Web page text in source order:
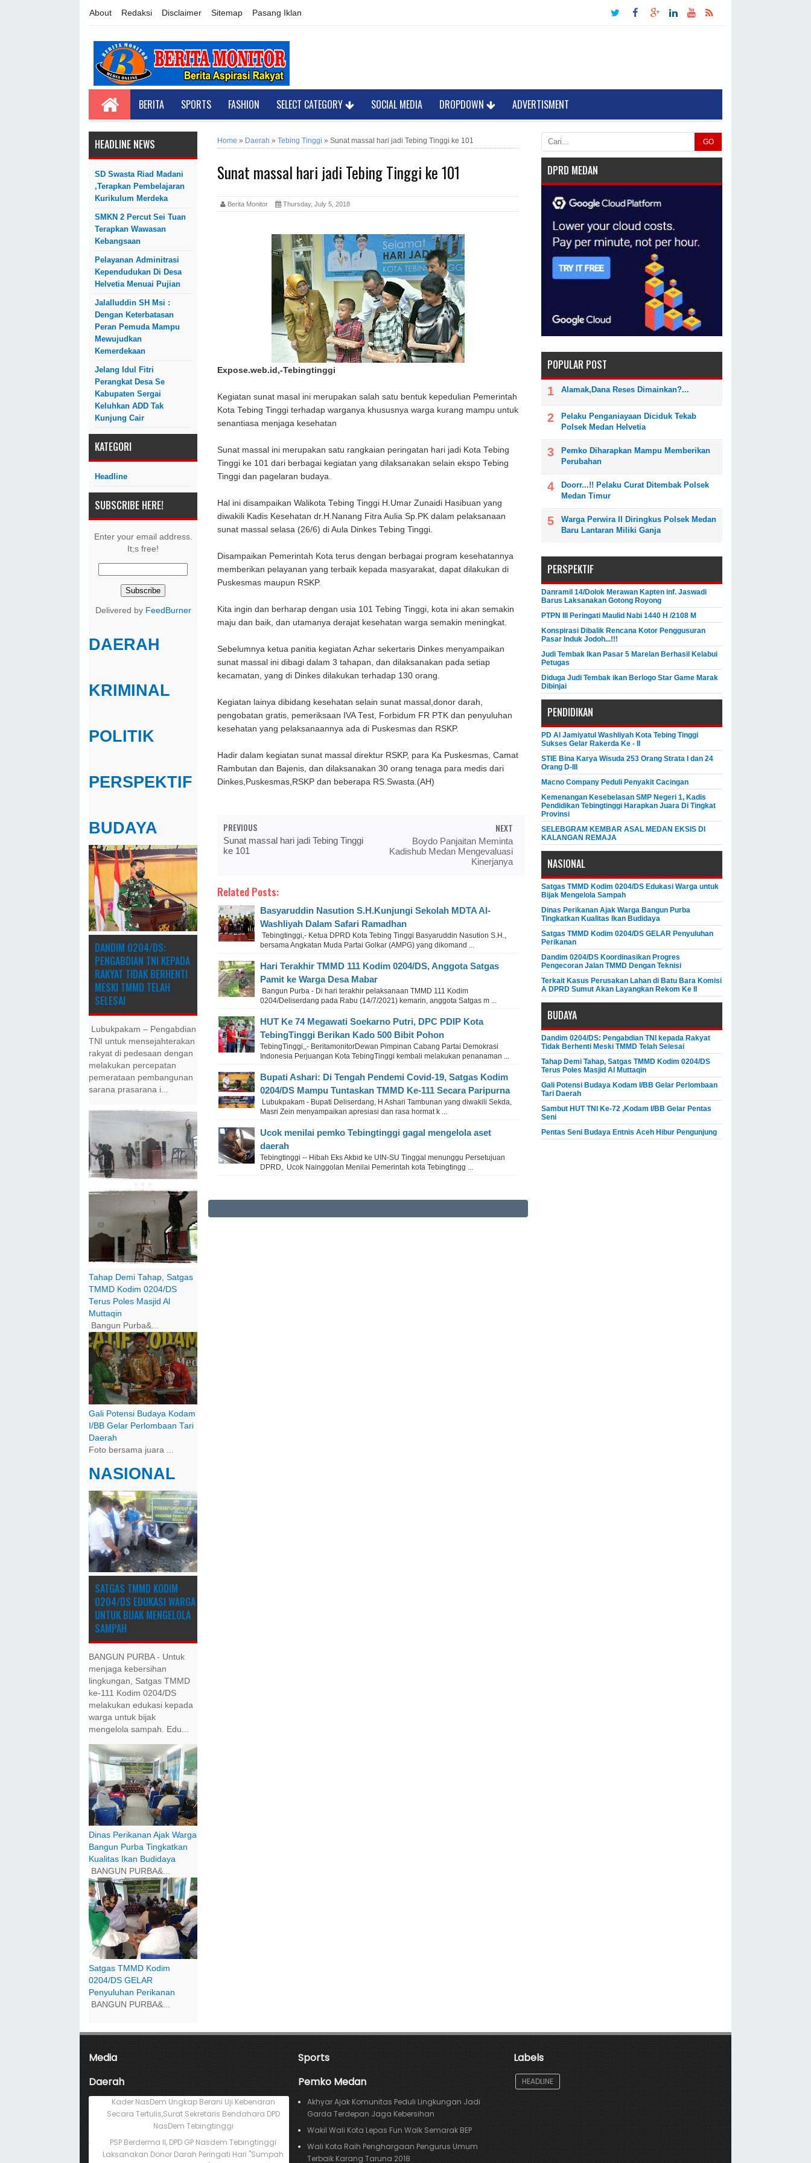
About Redaksi Disclaimer Sitemap Pasang Iklan
BERITA SPORTS FASHION SELECT CATEGORY SOCIAL MEDIA DROPDOWN ADVERTISMENT
HEADLINE NEWS
SD Swasta Riad Madani
,Terapkan Pembelajaran
Kurikulum Merdeka
SMKN 2 Percut Sei Tuan
Terapkan Wawasan
Kebangsaan
Pelayanan Adminitrasi
Kependudukan Di Desa
Helvetia Menuai Pujian
Jalalluddin SH Msi :
Dengan Keterbatasan
Peran Pemuda Mampu
Mewujudkan
Kemerdekaan
Jelang Idul Fitri
Perangkat Desa Se
Kabupaten Sergai
Keluhkan ADD Tak
Kunjung Cair
KATEGORI
Headline
SUBSCRIBE HERE!
Enter your email address.
It;s free!
Delivered by FeedBurner
DAERAH
KRIMINAL
POLITIK
PERSPEKTIF
BUDAYA
DANDIM 0204/DS:
PENGABDIAN TNI KEPADA
RAKYAT TIDAK BERHENTI
MESKI ​TMMD TELAH
SELESAI
Lubukpakam – Pengabdian
TNI untuk mensejahterakan
rakyat di pedesaan dengan
melakukan percepatan
pemerataan pembangunan
sarana prasarana i...
Tahap Demi Tahap, Satgas
TMMD Kodim 0204/DS
Terus Poles Masjid Al
Muttaqin
Bangun Purba&...
Gali Potensi Budaya Kodam
I/BB Gelar Perlombaan Tari
Daerah
Foto bersama juara ...
NASIONAL
SATGAS TMMD KODIM
0204/DS EDUKASI WARGA
UNTUK BIJAK MENGELOLA
SAMPAH
BANGUN PURBA - Untuk
menjaga kebersihan
lingkungan, Satgas TMMD
ke-111 Kodim 0204/DS
melakukan edukasi kepada
warga untuk bijak
mengelola sampah. Edu...
Dinas Perikanan Ajak Warga
Bangun Purba Tingkatkan
Kualitas Ikan Budidaya
BANGUN PURBA&...
Satgas TMMD Kodim
0204/DS GELAR
Penyuluhan Perikanan
BANGUN PURBA&...
Home » Daerah » Tebing Tinggi » Sunat massal hari jadi Tebing Tinggi ke 101
Sunat massal hari jadi Tebing Tinggi ke 101
Berita Monitor Thursday, July 5, 2018
Expose.web.id,-Tebingtinggi
Kegiatan sunat masal ini merupakan salah satu bentuk kepedulian Pemerintah
Kota Tebing Tinggi terhadap warganya khususnya warga kurang mampu untuk
senantiasa menjaga kesehatan
Sunat massal ini merupakan satu rangkaian peringatan hari jadi Kota Tebing
Tinggi ke 101 dari berbagai kegiatan yang dilaksanakan selain ekspo Tebing
Tinggi dan pagelaran budaya.
Hal ini disampaikan Walikota Tebing Tinggi H.Umar Zunaidi Hasibuan yang
diwakili Kadis Kesehatan dr.H.Nanang Fitra Aulia Sp.PK dalam pelaksanaan
sunat massal selasa (26/6) di Aula Dinkes Tebing Tinggi.
Disampaikan Pemerintah Kota terus dengan berbagai program kesehatannya
memberikan pelayanan yang terbaik kepada masyarakat, dapat dilakukan di
Puskesmas maupun RSKP.
Kita ingin dan berharap dengan usia 101 Tebing Tinggi, kota ini akan semakin
maju dan baik, dan utamanya derajat kesehatan warga semakin meningkat.
Sebelumnya ketua panitia kegiatan Azhar sekertaris Dinkes menyampaikan
sunat massal ini dibagi dalam 3 tahapan, dan dilaksanakan pada setiap
kecamatan, yang di Dinkes dilakukan terhadap 130 orang.
Kegiatan lainya dibidang kesehatan selain sunat massal,donor darah,
pengobatan gratis, pemeriksaan IVA Test, Forbidum FR PTK dan penyuluhan
kesehatan yang pelaksanaannya ada di Puskesmas dan RSKP.
Hadir dalam kegiatan sunat massal direktur RSKP, para Ka Puskesmas, Camat
Rambutan dan Bajenis, dan dilaksanakan 30 orang tenaga para medis dari
Dinkes,Puskesmas,RSKP dan beberapa RS.Swasta.(AH)
PREVIOUS
Sunat massal hari jadi Tebing Tinggi
ke 101
NEXT
Boydo Panjaitan Meminta
Kadishub Medan Mengevaluasi
Kinerjanya
Related Posts:
Basyaruddin Nasution S.H.Kunjungi Sekolah MDTA Al-
Washliyah Dalam Safari Ramadhan
Tebingtinggi,- Ketua DPRD Kota Tebing Tinggi Basyaruddin Nasution S.H.,
bersama Angkatan Muda Partai Golkar (AMPG) yang dikomand ...
Hari Terakhir TMMD 111 Kodim 0204/DS, Anggota Satgas
Pamit ke Warga Desa Mabar
Bangun Purba - Di hari terakhir pelaksanaan TMMD 111 Kodim
0204/Deliserdang pada Rabu (14/7/2021) kemarin, anggota Satgas m ...
HUT Ke 74 Megawati Soekarno Putri, DPC PDIP Kota
TebingTinggi Berikan Kado 500 Bibit Pohon
TebingTinggi,,- BeritamonitorDewan Pimpinan Cabang Partai Demokrasi
Indonesia Perjuangan Kota TebingTinggi kembali melakukan penanaman ...
Bupati Ashari: Di Tengah Pendemi Covid-19, Satgas Kodim
0204/DS Mampu Tuntaskan TMMD Ke-111 Secara Paripurna
Lubukpakam - Bupati Deliserdang, H Ashari Tambunan yang diwakili Sekda,
Masri Zein menyampaikan apresiasi dan rasa hormat k ...
Ucok menilai pemko Tebingtinggi gagal mengelola aset
daerah
Tebingtinggi -- Hibah Eks Akbid ke UIN-SU Tinggal menunggu Persetujuan
DPRD, Ucok Nainggolan Menilai Pemerintah kota Tebingtingg ...
GO
DPRD MEDAN
POPULAR POST
Alamak,Dana Reses Dimainkan?...
Pelaku Penganiayaan Diciduk Tekab
Polsek Medan Helvetia
Pemko Diharapkan Mampu Memberikan
Perubahan
Doorr...!! Pelaku Curat Ditembak Polsek
Medan Timur
Warga Perwira II Diringkus Polsek Medan
Baru Lantaran Miliki Ganja
PERSPEKTIF
Danramil 14/Dolok Merawan Kapten inf. Jaswadi
Barus Laksanakan Gotong Royong
PTPN III Peringati Maulid Nabi 1440 H /2108 M
Konspirasi Dibalik Rencana Kotor Penggusuran
Pasar Induk Jodoh...!!!
Judi Tembak Ikan Pasar 5 Marelan Berhasil Kelabui
Petugas
Diduga Judi Tembak ikan Berlogo Star Game Marak
Dibinjai
PENDIDIKAN
PD Al Jamiyatul Washliyah Kota Tebing Tinggi
Sukses Gelar Rakerda Ke - II
STIE Bina Karya Wisuda 253 Orang Strata I dan 24
Orang D-III
Macno Company Peduli Penyakit Cacingan
Kemenangan Kesebelasan SMP Negeri 1, Kadis
Pendidikan Tebingtinggi Harapkan Juara Di Tingkat
Provinsi
SELEBGRAM KEMBAR ASAL MEDAN EKSIS DI
KALANGAN REMAJA
NASIONAL
Satgas TMMD Kodim 0204/DS Edukasi Warga untuk
Bijak Mengelola Sampah
Dinas Perikanan Ajak Warga Bangun Purba
Tingkatkan Kualitas Ikan Budidaya
Satgas TMMD Kodim 0204/DS GELAR Penyuluhan
Perikanan
Dandim 0204/DS Koordinasikan Progres
Pengecoran Jalan TMMD Dengan Teknisi
Terkait Kasus Perusakan Lahan di Batu Bara Komisi
A DPRD Sumut Akan Layangkan Rekom Ke II
BUDAYA
Dandim 0204/DS: Pengabdian TNI kepada Rakyat
Tidak Berhenti Meski ​TMMD Telah Selesai
Tahap Demi Tahap, Satgas TMMD Kodim 0204/DS
Terus Poles Masjid Al Muttaqin
Gali Potensi Budaya Kodam I/BB Gelar Perlombaan
Tari Daerah
Sambut HUT TNI Ke-72 ,Kodam I/BB Gelar Pentas
Seni
Pentas Seni Budaya Entnis Aceh Hibur Pengunjung
Media
Daerah
Kader NasDem Ungkap Berani Uji Kebenaran
Secara Tertulis,Surat Sekretaris Bendahara DPD
NasDem Tebingtinggi
PSP Berderma II, DPD GP Nasdem Tebingtinggi
Laksanakan Donor Darah Peringati Hari "Sumpah
Sports
Pemko Medan
Akhyar Ajak Komunitas Peduli Lingkungan Jadi
Garda Terdepan Jaga Kebersihan
Wakil Wali Kota Lepas Fun Walk Semarak BEP
Wali Kota Raih Penghargaan Pengurus Umum
Terbaik Karang Taruna 2018
Labels
HEADLINE